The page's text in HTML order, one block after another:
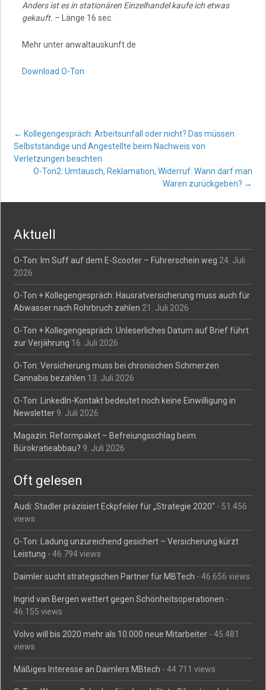
Anders ist es in stationären Einzelhandel kaufe ich etwas
gekauft. – Länge 16 sec.
Mehr unter anwaltauskunft.de
Download O-Ton
Post
navigation
← Kollegengespräch: Arbeitsunfall oder nicht? Das müssen
Selbstständige und Angestellte beim Nachweis von
Verletzungen beachten
O-Ton2: Umtausch, Reklamation, Widerruf: Wann darf man
Waren zurückgeben? →
Aktuell
O-Ton: Im Suff auf dem E-Scooter – Führerschein weg 24. Juli
2026
O-Ton + Kollegengespräch: Hausratversicherung muss auch für
Abwasser nach Rohrbruch zahlen 21. Juli 2026
O-Ton + Kollegengespräch: Unleserliches Datum auf Brief führt
zur Verjährung 16. Juli 2026
O-Ton: Versicherung muss bei chronischen Schmerzen
Cannabis bezahlen 13. Juli 2026
O-Ton: LinkedIn-Kontakt bedeutet noch keine Einwilligung in
Newsletter 9. Juli 2026
Magazin: Reformpaket – Befreiungsschlag beim
Bürokratieabbau? 9. Juli 2026
Oft gelesen
Audi: Stadler präzisiert Eckpfeiler für „Strategie 2020“ - 51.456
views
O-Ton: Ladung unzureichend gesichert – Versicherung kürzt
Leistung - 46.794 views
Daimler sucht strategischen Partner für MBTech - 46.656 views
Ingrid van Bergen wettert gegen Schönheitsoperationen -
46.155 views
Volvo will bis 2020 mehr als 10.000 neue Mitarbeiter - 45.481
views
Mäßiges Interesse an Daimlers MBtech - 44.711 views